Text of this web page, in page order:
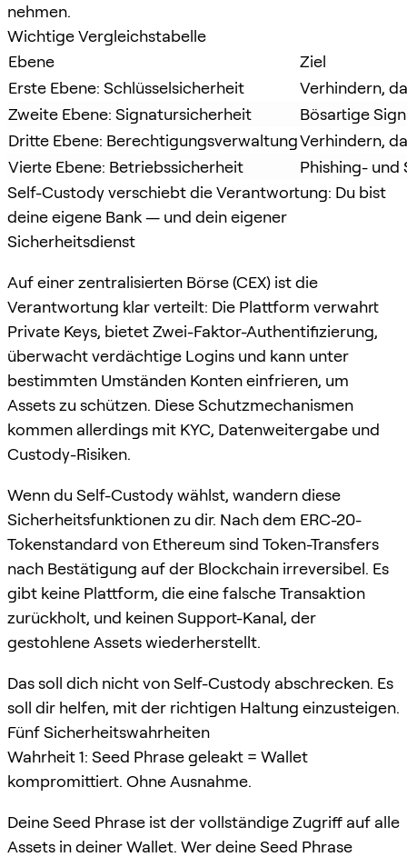
nehmen.
Wichtige Vergleichstabelle
Ebene
Ziel
Erste Ebene: Schlüsselsicherheit
Verhindern,
Zweite Ebene: Signatursicherheit
Bösartige
Dritte Ebene: BerechtigungsverwaltungVerhindern,
Vierte Ebene: Betriebssicherheit
Phishing-
Self-Custody verschiebt die Verantwortung: Du bist
deine eigene Bank — und dein eigener
Sicherheitsdienst
Auf einer zentralisierten Börse (CEX) ist die
Verantwortung klar verteilt: Die Plattform verwahrt
Private Keys, bietet Zwei-Faktor-Authentifizierung,
überwacht verdächtige Logins und kann unter
bestimmten Umständen Konten einfrieren, um
Assets zu schützen. Diese Schutzmechanismen
kommen allerdings mit KYC, Datenweitergabe und
Custody-Risiken.
Wenn du Self-Custody wählst, wandern diese
Sicherheitsfunktionen zu dir. Nach dem ERC-20-
Tokenstandard von Ethereum sind Token-Transfers
nach Bestätigung auf der Blockchain irreversibel. Es
gibt keine Plattform, die eine falsche Transaktion
zurückholt, und keinen Support-Kanal, der
gestohlene Assets wiederherstellt.
Das soll dich nicht von Self-Custody abschrecken. Es
soll dir helfen, mit der richtigen Haltung einzusteigen.
Fünf Sicherheitswahrheiten
Wahrheit 1: Seed Phrase geleakt = Wallet
kompromittiert. Ohne Ausnahme.
Deine Seed Phrase ist der vollständige Zugriff auf alle
Assets in deiner Wallet. Wer deine Seed Phrase